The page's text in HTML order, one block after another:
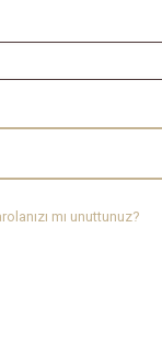
mı unuttunuz?